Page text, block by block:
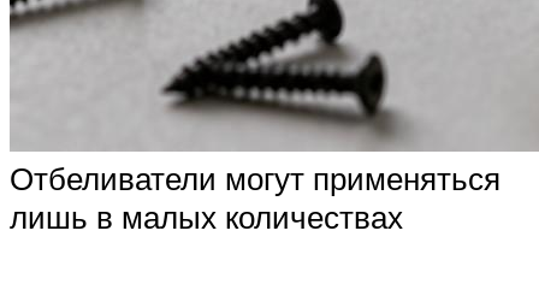
Отбеливатели могут применяться
лишь в малых количествах